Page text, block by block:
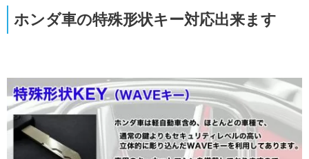
ホンダ車の特殊形状キー対応出来ます